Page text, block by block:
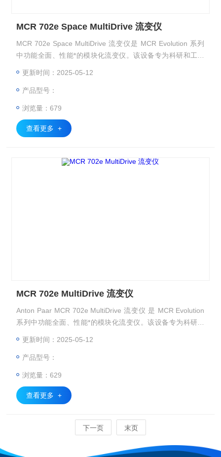
MCR 702e Space MultiDrive 流变仪
MCR 702e Space MultiDrive 流变仪是 MCR Evolution 系列
中功能全面、性能*的模块化流变仪。该设备专为科研和工业
缩、拉伸、弯曲、扭摆等多种测试模式。
更新时间：2025-05-12
产品型号：
浏览量：679
查看更多 +
MCR 702e MultiDrive 流变仪
Anton Paar MCR 702e MultiDrive 流变仪 是 MCR Evolution
系列中功能全面、性能*的模块化流变仪。该设备专为科研和
切、压缩、拉伸、弯曲、扭摆等多种测试模式。
更新时间：2025-05-12
产品型号：
浏览量：629
查看更多 +
下一页 末页